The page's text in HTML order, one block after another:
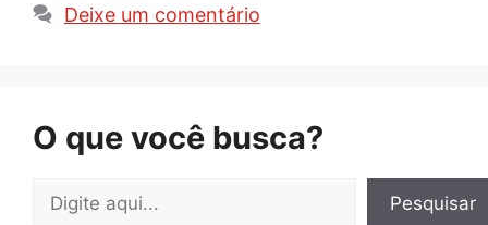
Deixe um comentário
O que você busca?
Pesquisar Pesquisar